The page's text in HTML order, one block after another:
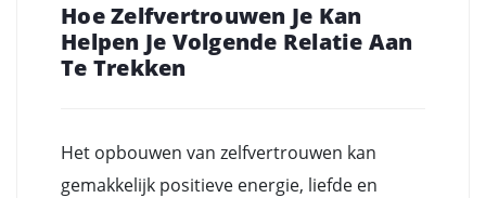
Hoe Zelfvertrouwen Je Kan
Helpen Je Volgende Relatie Aan
Te Trekken
Het opbouwen van zelfvertrouwen kan
gemakkelijk positieve energie, liefde en